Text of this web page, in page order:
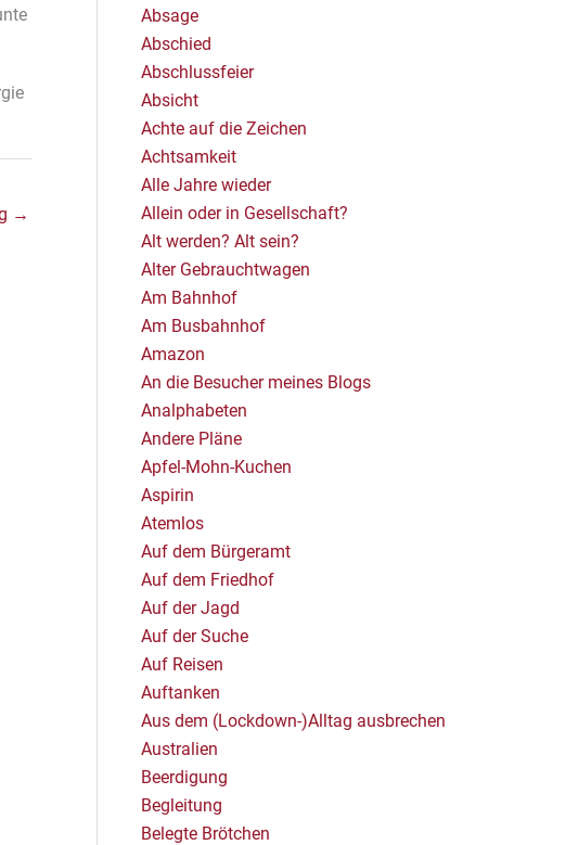
→
Absage
Abschied
Abschlussfeier
Absicht
Achte auf die Zeichen
Achtsamkeit
Alle Jahre wieder
Allein oder in Gesellschaft?
Alt werden? Alt sein?
Alter Gebrauchtwagen
Am Bahnhof
Am Busbahnhof
Amazon
An die Besucher meines Blogs
Analphabeten
Andere Pläne
Apfel-Mohn-Kuchen
Aspirin
Atemlos
Auf dem Bürgeramt
Auf dem Friedhof
Auf der Jagd
Auf der Suche
Auf Reisen
Auftanken
Aus dem (Lockdown-)Alltag ausbrechen
Australien
Beerdigung
Begleitung
Belegte Brötchen